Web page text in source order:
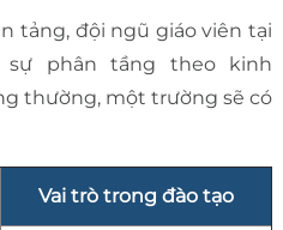
tảng, đội ngũ giáo viên tại
sự phân tầng theo kinh
thường, một trường sẽ có
Vai trò trong đào tạo